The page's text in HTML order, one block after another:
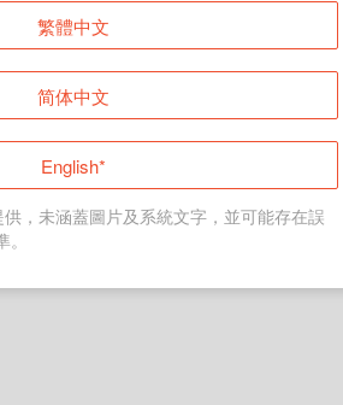
登入
返回首頁
繁體中文
简体中文
English*
，未涵蓋圖片及系統文字，並可能存在誤